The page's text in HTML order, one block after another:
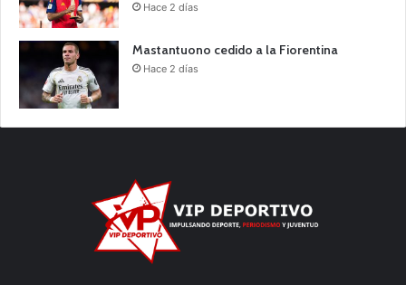
Hace 2 días
Mastantuono cedido a la Fiorentina
Hace 2 días